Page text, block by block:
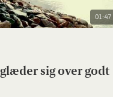
01:47
sig over godt